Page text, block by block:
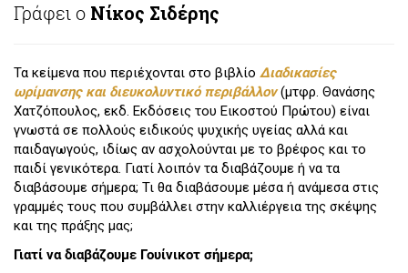
Γράφει ο Νίκος Σιδέρης
Τα κείμενα που περιέχονται στο βιβλίο Διαδικασίες
ωρίμανσης και διευκολυντικό περιβάλλον(μτφρ. Θανάσης
Χατζόπουλος, εκδ. Εκδόσεις του Εικοστού Πρώτου) είναι
γνωστά σε πολλούς ειδικούς ψυχικής υγείας αλλά και
παιδαγωγούς, ιδίως αν ασχολούνται με το βρέφος και το
παιδί γενικότερα. Γιατί λοιπόν τα διαβάζουμε ή να τα
διαβάσουμε σήμερα; Τι θα διαβάσουμε μέσα ή ανάμεσα στις
γραμμές τους που συμβάλλει στην καλλιέργεια της σκέψης
και της πράξης μας;
Γιατί να διαβάζουμε Γουίνικοτ σήμερα;